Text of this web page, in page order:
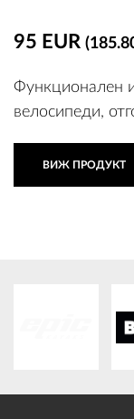
95 EUR
Функционален
велосипеди,
ВИЖ ПРОДУКТ